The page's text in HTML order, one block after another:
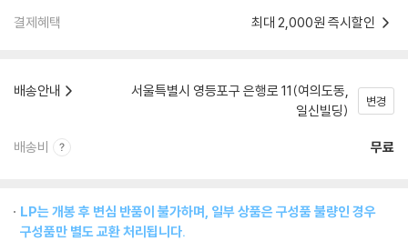
결제혜택 최대 2,000원 즉시할인
배송안내
서울특별시 영등포구 은행로 11(여의도동,
일신빌딩)
변경
배송비 무료
LP는 개봉 후 변심 반품이 불가하며, 일부 상품은 구성품 불량인 경우
구성품만 별도 교환 처리됩니다.